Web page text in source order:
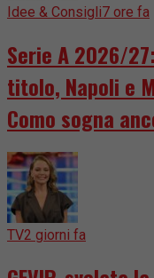
Idee & Consigli7 ore fa
Serie A 2026/
titolo, Napoli e
Como sogna
TV2 giorni fa